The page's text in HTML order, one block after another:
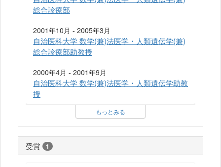
総合診療部
2001年10月 - 2005年3月
自治医科大学 数学(兼)法医学・人類遺伝学(兼)
総合診療部助教授
2000年4月 - 2001年9月
自治医科大学 数学(兼)法医学・人類遺伝学助教
授
もっとみる
受賞 1